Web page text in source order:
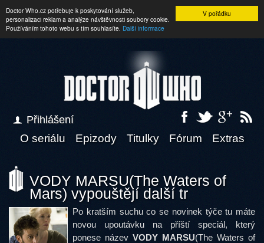
V pořádku
Doctor Who.cz potřebuje k poskytování služeb,
personalizaci reklam a analýze návštěvnosti soubory cookie.
Používáním tohoto webu s tím souhlasíte. Další informace
Přihlášení
O seriálu Epizody Titulky Fórum Extras
VODY MARSU(The Waters of
Mars) vypouštějí další tr
Po kratším suchu co se novinek týče tu máte
novou upoutávku na příští speciál, který
ponese název VODY MARSU(The Waters of